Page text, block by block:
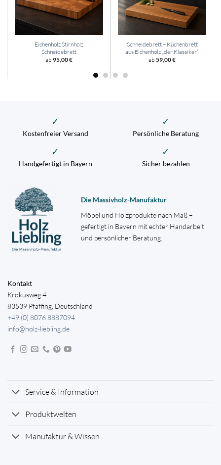
Eichenholz Stirnholz
Schneidebrett
ab 95,00€
Schneidebrett – Küchenbrett
aus Eichenholz „der Klassiker“
ab 59,00€
✓
Kostenfreier Versand
✓
Persönliche Beratung
✓
Handgefertigt in Bayern
✓
Sicher bezahlen
Die Massivholz-Manufaktur
Möbel und Holzprodukte nach Maß –
gefertigt in Bayern mit echter Handarbeit
und persönlicher Beratung.
Kontakt
Krokusweg 4
83539 Pfaffing, Deutschland
+49 (0) 8076 8887094
info@holz-liebling.de
Service & Information
Produktwelten
Manufaktur & Wissen